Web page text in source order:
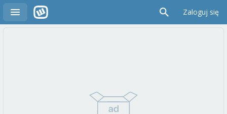
Zaloguj się